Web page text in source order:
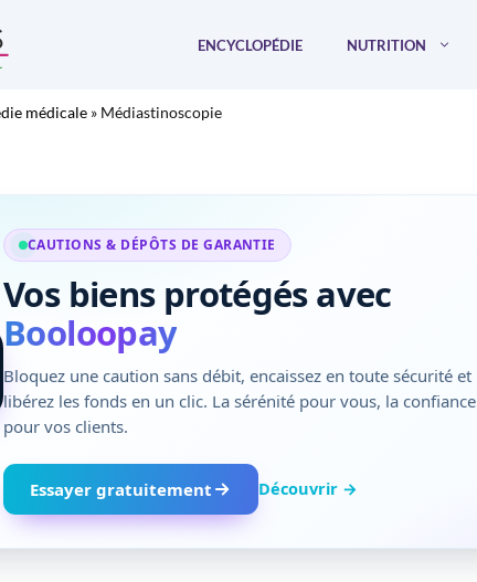
ENCYCLOPÉDIE NUTRITION
médicale » Médiastinoscopie
CAUTIONS & DÉPÔTS DE GARANTIE
Vos biens protégés avec
Booloopay
Bloquez une caution sans débit, encaissez en toute sécurité et
libérez les fonds en un clic. La sérénité pour vous, la confiance
pour vos clients.
Essayer gratuitement Découvrir →